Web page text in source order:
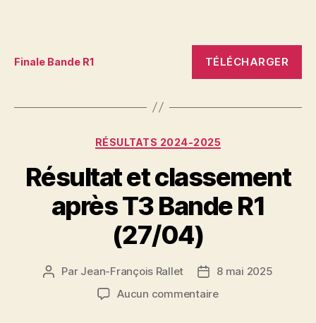
Finale Bande R1 TÉLÉCHARGER
Catégories
RÉSULTATS 2024-2025
Résultat et classement
après T3 Bande R1
(27/04)
Auteur
Par Jean-François Rallet
Date
de
8 mai 2025
Aucun commentairesur